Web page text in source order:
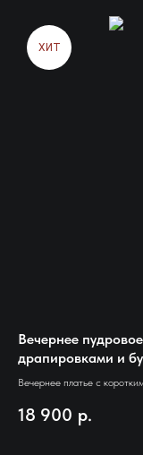
ХИТ
Вечернее
драпировками и
Вечернее платье с
драпировками, что
18 900 р.